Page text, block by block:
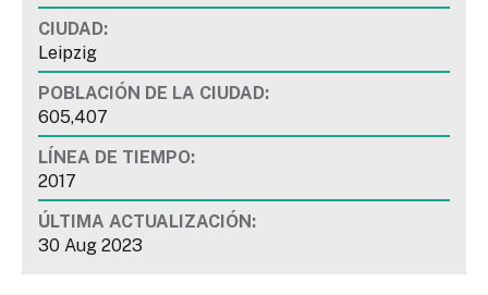
CIUDAD:
Leipzig
POBLACIÓN DE LA CIUDAD:
605,407
LÍNEA DE TIEMPO:
2017
ÚLTIMA ACTUALIZACIÓN:
30 Aug 2023